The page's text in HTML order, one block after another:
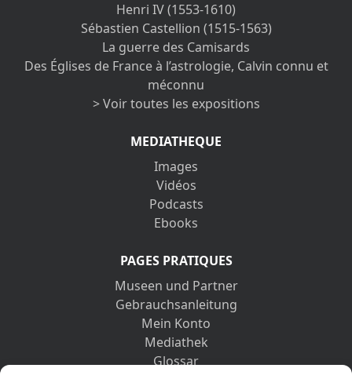
Henri IV (1553-1610)
Sébastien Castellion (1515-1563)
La guerre des Camisards
Des Églises de France à l’astrologie, Calvin connu et
méconnu
> Voir toutes les expositions
MEDIATHEQUE
Images
Vidéos
Podcasts
Ebooks
PAGES PRATIQUES
Museen und Partner
Gebrauchsanleitung
Mein Konto
Mediathek
Glossar